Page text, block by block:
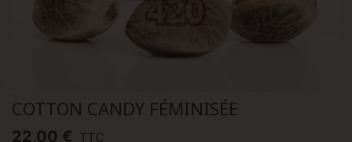
COTTON CANDY FÉMINISÉE
22,00 € TTC